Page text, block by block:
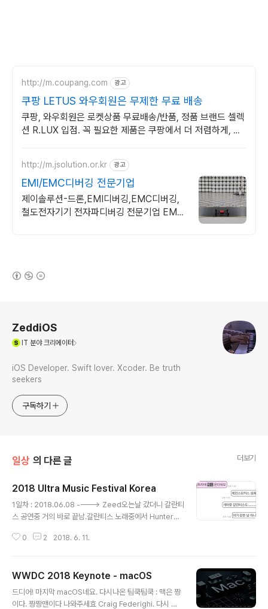
http://m.coupang.com 광고
쿠팡 LETUS 와우회원은 무제한 무료 배송
쿠팡, 와우회원은 로켓상품 무료배송/반품, 정품 브랜드 셀렉
션 R.LUX 입점. 꼭 필요한 제품은 쿠팡에서 더 저렴하게, 로
http://m.jsolution.or.kr 광고
EMI/EMC디버깅 전문기업
제이솔루션-드론,EMI디버깅,EMC디버깅,
철도전자기기 전자파디버깅 전문기업 EMC
ZeddiOS
IT 분야 크리에이터
iOS Developer. Swift lover. Xcoder. Be truth
seekers
구독하기
일상 의 다른 글 더보기
2018 Ultra Music Festival Korea
1일차 : 2018.06.08 ----> Zeed오는날 갔더니 갈란티
스 공연중 거의 바로 끝남.갈란티스 노래중에서 Hunter를
세팅하는 제드 제드...제드.....왜이렇ㄱ게 멋있는거야..
제드 ㅠ 제드의 인스타그램을 가시면..............stay의 엄청
난 떼창을 보실 수 있습니다.....................ㅠㅠㅠㅠㅠㅠㅠㅠ
ㅠ 제드가 핸드폰 light켜라고 했었는데....그거 사진도 올
0 2 2018. 6. 11.
WWDC 2018 Keynote - macOS
드디어! 마지막 macOS네요. 다시나온 팀쿡팀쿡 : 맥은 짱
이다. 짱짱맨이다 나와주세효 Craig Federighi. 다시 나